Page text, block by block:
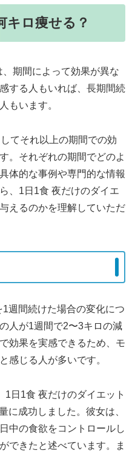
キロ痩せる？
期間によって効果が異な
する人もいれば、長期間続
もいます。
てそれ以上の期間での効
。それぞれの期間でどのよ
体的な事例や専門的な情報
、1日1食 夜だけのダイエ
えるのかを理解していただ
週間続けた場合の変化につ
人が1週間で2〜3キロの減
効果を実感できるため、モ
感じる人が多いです。
日1食 夜だけのダイエット
に成功しました。彼女は、
中の食欲をコントロールし
できたと述べています。ま